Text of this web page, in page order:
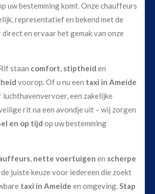
uw bestemming komt. Onze chauffeurs
representatief en bekend met de
en ervaar het gemak van onze
staan comfort, stiptheid en
voorop. Of u nu een taxi in Ameide
een zakelijke
rit na een avondje uit – wij zorgen
en op tijd op uw bestemming
, nette voertuigen en scherpe
juiste keuze voor iedereen die zoekt
taxi in Ameide en omgeving.Stap